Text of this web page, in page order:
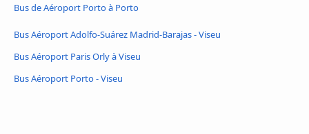
Bus de Aéroport Porto à Porto
Bus Aéroport Adolfo-Suárez Madrid-Barajas - Viseu
Bus Aéroport Paris Orly à Viseu
Bus Aéroport Porto - Viseu